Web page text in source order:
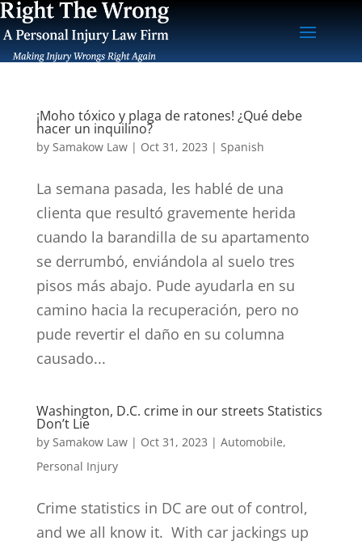
¡Moho tóxico y plaga de ratones! ¿Qué debe
hacer un inquilino?
by Samakow Law| Oct 31, 2023 | Spanish
La semana pasada, les hablé de una
clienta que resultó gravemente herida
cuando la barandilla de su apartamento
se derrumbó, enviándola al suelo tres
pisos más abajo. Pude ayudarla en su
camino hacia la recuperación, pero no
pude revertir el daño en su columna
causado...
Washington, D.C. crime in our streets Statistics
Don’t Lie
by Samakow Law| Oct 31, 2023 | Automobile,
Personal Injury
Crime statistics in DC are out of control,
and we all know it. With car jackings up